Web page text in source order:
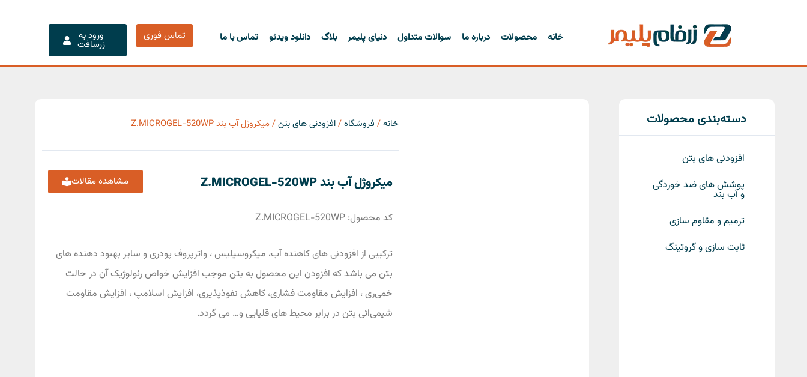
خانه محصولات درباره ما سوالات متداول دنیای پلیمر بلاگ دانلود ویدئو تماس با ما تماس فوری ورود به
زرسافت
دسته‌بندی محصولات
افزودنی های بتن
پوشش های ضد خوردگی
و آب بند
ترمیم و مقاوم سازی
ثابت سازی و گروتینگ
خانه/ فروشگاه/افزودنی های بتن/ میکروژل آب بند Z.MICROGEL-520WP
میکروژل آب بند Z.MICROGEL-520WP مشاهده مقالات
کد محصول: Z.MICROGEL-520WP
ترکیبی از افزودنی های کاهنده آب، میکروسیلیس ، واترپروف پودری و سایر بهبود دهنده های
بتن می‌ باشد که افزودن این محصول به بتن موجب افزایش خواص رئولوژیک آن در حالت
خمی‌ری ، افزایش مقاومت فشاری، کاهش نفوذپذیری، افزایش اسلامپ ، افزایش مقاومت
شیمی‌ائی بتن در برابر محیط های قلیایی و… می‌ گردد.